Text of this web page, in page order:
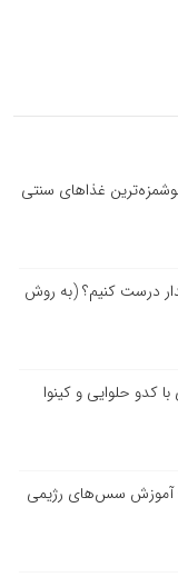
غذاهای سنتی
درست کنیم؟ (به روش
کدو حلوایی و کینوا
+ آموزش سس‌های رژیمی